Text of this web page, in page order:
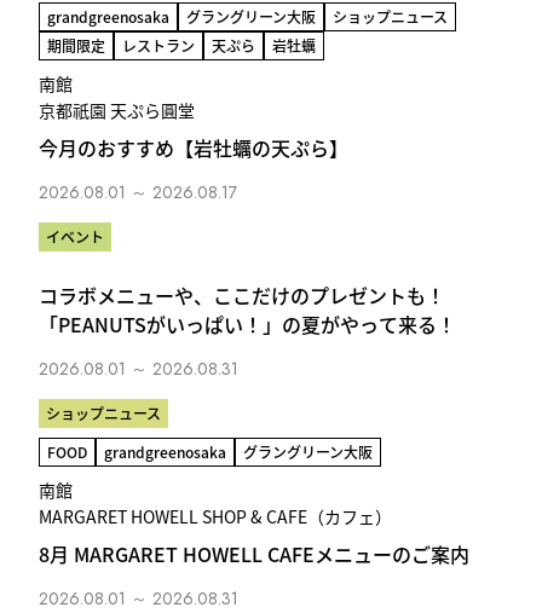
grandgreenosaka
グラングリーン大阪
ショップニュース
期間限定
レストラン 天ぷら 岩牡蠣
南館
京都祇園 天ぷら圓堂
今月のおすすめ【岩牡蠣の天ぷら】
2026.08.01 ～ 2026.08.17
イベント
コラボメニューや、ここだけのプレゼントも！
「PEANUTSがいっぱい！」の夏がやって来る！
2026.08.01 ～ 2026.08.31
ショップニュース
FOOD
grandgreenosaka グラングリーン大阪
南館
MARGARET HOWELL SHOP & CAFE（カフェ）
8月 MARGARET HOWELL CAFEメニューのご案内
2026.08.01 ～ 2026.08.31